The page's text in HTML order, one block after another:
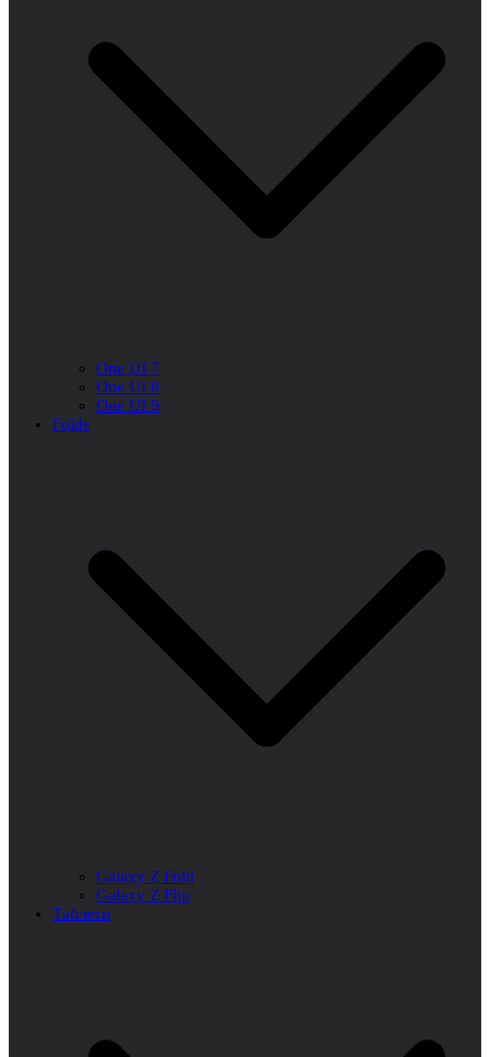
One UI 7
One UI 8
One UI 9
Folds
Galaxy Z Fold
Galaxy Z Flip
Таблети